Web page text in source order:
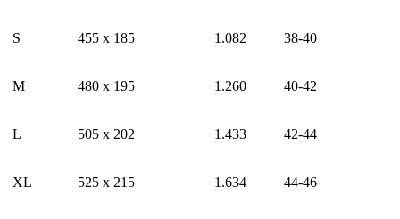
S 455 х 185 1.082 38-40
M 480 х 195 1.260 40-42
L 505 х 202 1.433 42-44
XL 525 х 215 1.634 44-46